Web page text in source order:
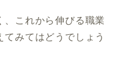
、これから伸びる職業
みてはどうでしょう